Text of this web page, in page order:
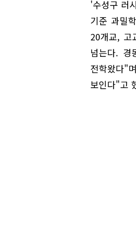
'수성구 러
기준 과밀
20개교, 고
넘는다. 경
전학왔다"
보인다"고